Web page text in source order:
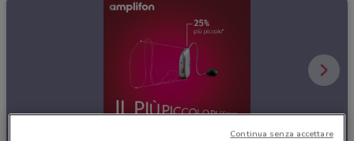
Continua senza accettare